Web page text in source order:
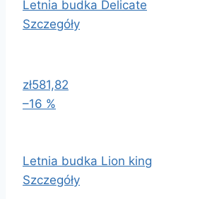
Letnia budka Delicate
Szczegóły
zł581,82
–16 %
Letnia budka Lion king
Szczegóły